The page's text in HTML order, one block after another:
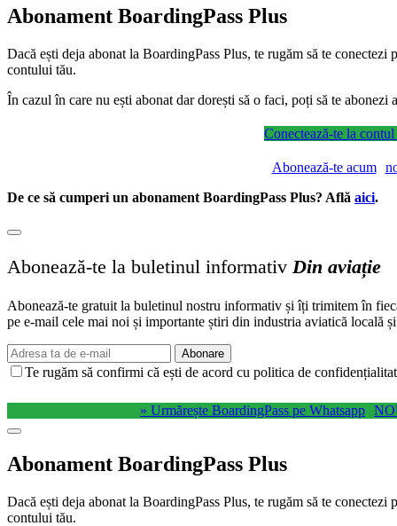
Abonament BoardingPass Plus
Dacă ești deja abonat la BoardingPass Plus, te rugăm să te
contului tău.
În cazul în care nu ești abonat dar dorești să o faci, poți să te
Conectează-te la contul
Abonează-te acum
De ce să cumperi un abonament BoardingPass Plus? Află aici.
Abonează-te la buletinul informativ Din aviație
Abonează-te gratuit la buletinul nostru informativ și îți trimitem în
pe e-mail cele mai noi și importante știri din industria aviatică locală
Abonare
Te rugăm să confirmi că ești de acord cu politica de
» Urmărește BoardingPass pe Whatsapp
Abonament BoardingPass Plus
Dacă ești deja abonat la BoardingPass Plus, te rugăm să te
contului tău.